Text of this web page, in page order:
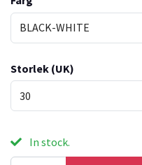
BLACK-WHITE
Storlek (UK)
30
In stock.